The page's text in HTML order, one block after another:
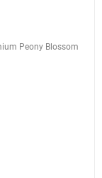
Peony Blossom